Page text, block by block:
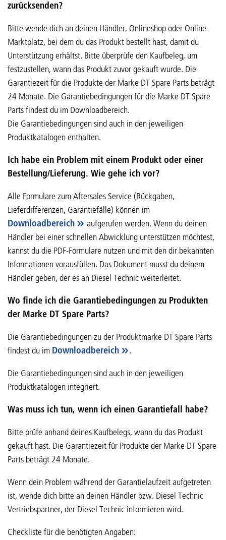
zurücksenden?
Bitte wende dich an deinen Händler, Onlineshop oder Online-
Marktplatz, bei dem du das Produkt bestellt hast, damit du
Unterstützung erhältst. Bitte überprüfe den Kaufbeleg, um
festzustellen, wann das Produkt zuvor gekauft wurde. Die
Garantiezeit für die Produkte der Marke DT Spare Parts beträgt
24 Monate. Die Garantiebedingungen für die Marke DT Spare
Parts findest du im Downloadbereich.
Die Garantiebedingungen sind auch in den jeweiligen
Produktkatalogen enthalten.
Ich habe ein Problem mit einem Produkt oder einer
Bestellung/Lieferung. Wie gehe ich vor?
Alle Formulare zum Aftersales Service (Rückgaben,
Lieferdifferenzen, Garantiefälle) können im
Downloadbereich
aufgerufen werden. Wenn du deinen
Händler bei einer schnellen Abwicklung unterstützen möchtest,
kannst du die PDF-Formulare nutzen und mit den dir bekannten
Informationen vorausfüllen. Das Dokument musst du deinem
Händler geben, der es an Diesel Technic weiterleitet.
Wo finde ich die Garantiebedingungen zu Produkten
der Marke DT Spare Parts?
Die Garantiebedingungen zu der Produktmarke DT Spare Parts
findest du im Downloadbereich .
Die Garantiebedingungen sind auch in den jeweiligen
Produktkatalogen integriert.
Was muss ich tun, wenn ich einen Garantiefall habe?
Bitte prüfe anhand deines Kaufbelegs, wann du das Produkt
gekauft hast. Die Garantiezeit für Produkte der Marke DT Spare
Parts beträgt 24 Monate.
Wenn dein Problem während der Garantielaufzeit aufgetreten
ist, wende dich bitte an deinen Händler bzw. Diesel Technic
Vertriebspartner, der Diesel Technic informieren wird.
Checkliste für die benötigten Angaben: